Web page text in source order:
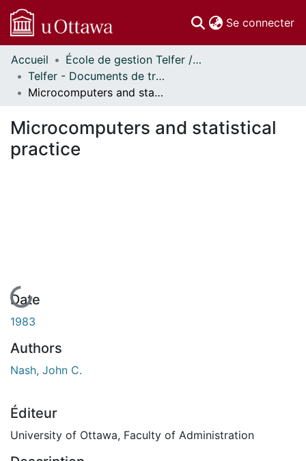
Se connecter
Communautés
et collections
Parcourir
À propos
Accueil
École de gestion Telfer // Telfer School of Management
Telfer - Documents de travail // Telfer - Working Papers
Microcomputers and statistical practice
Microcomputers and statistical
practice
En cours de chargement...
Date
1983
Authors
Nash, John C.
Éditeur
University of Ottawa, Faculty of Administration